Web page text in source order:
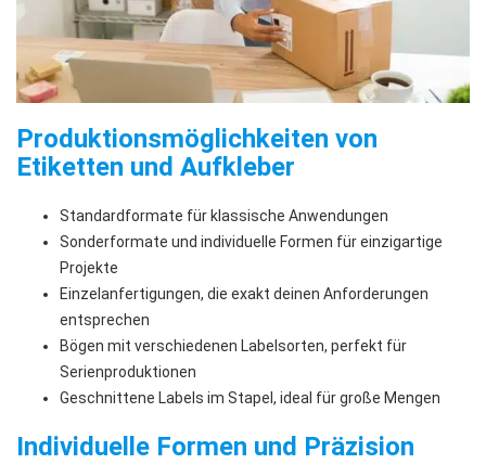
Produktionsmöglichkeiten von
Etiketten und Aufkleber
Standardformate für klassische Anwendungen
Sonderformate und individuelle Formen für einzigartige
Projekte
Einzelanfertigungen, die exakt deinen Anforderungen
entsprechen
Bögen mit verschiedenen Labelsorten, perfekt für
Serienproduktionen
Geschnittene Labels im Stapel, ideal für große Mengen
Individuelle Formen und Präzision